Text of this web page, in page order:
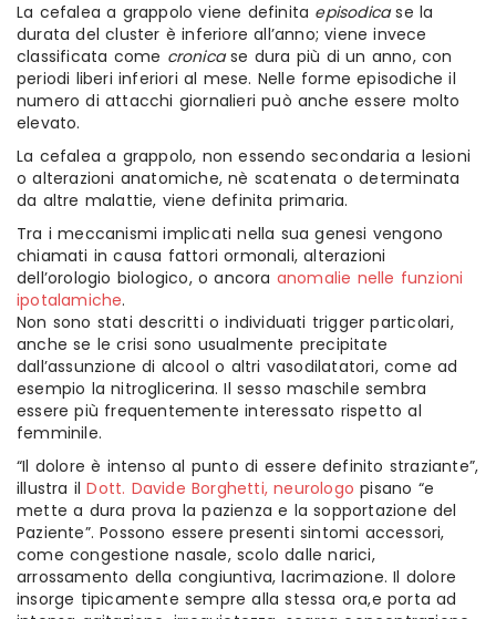
La cefalea a grappolo viene definita episodicase la
durata del cluster è inferiore all’anno; viene invece
classificata come cronicase dura più di un anno, con
periodi liberi inferiori al mese. Nelle forme episodiche il
numero di attacchi giornalieri può anche essere molto
elevato.
La cefalea a grappolo, non essendo secondaria a lesioni
o alterazioni anatomiche, nè scatenata o determinata
da altre malattie, viene definita primaria.
Tra i meccanismi implicati nella sua genesi vengono
chiamati in causa fattori ormonali, alterazioni
dell’orologio biologico, o ancora anomalie nelle funzioni
ipotalamiche.
Non sono stati descritti o individuati trigger particolari,
anche se le crisi sono usualmente precipitate
dall’assunzione di alcool o altri vasodilatatori, come ad
esempio la nitroglicerina. Il sesso maschile sembra
essere più frequentemente interessato rispetto al
femminile.
“Il dolore è intenso al punto di essere definito straziante”,
illustra ilDott. Davide Borghetti, neurologo pisano “e
mette a dura prova la pazienza e la sopportazione del
Paziente”. Possono essere presenti sintomi accessori,
come congestione nasale, scolo dalle narici,
arrossamento della congiuntiva, lacrimazione. Il dolore
insorge tipicamente sempre alla stessa ora,e porta ad